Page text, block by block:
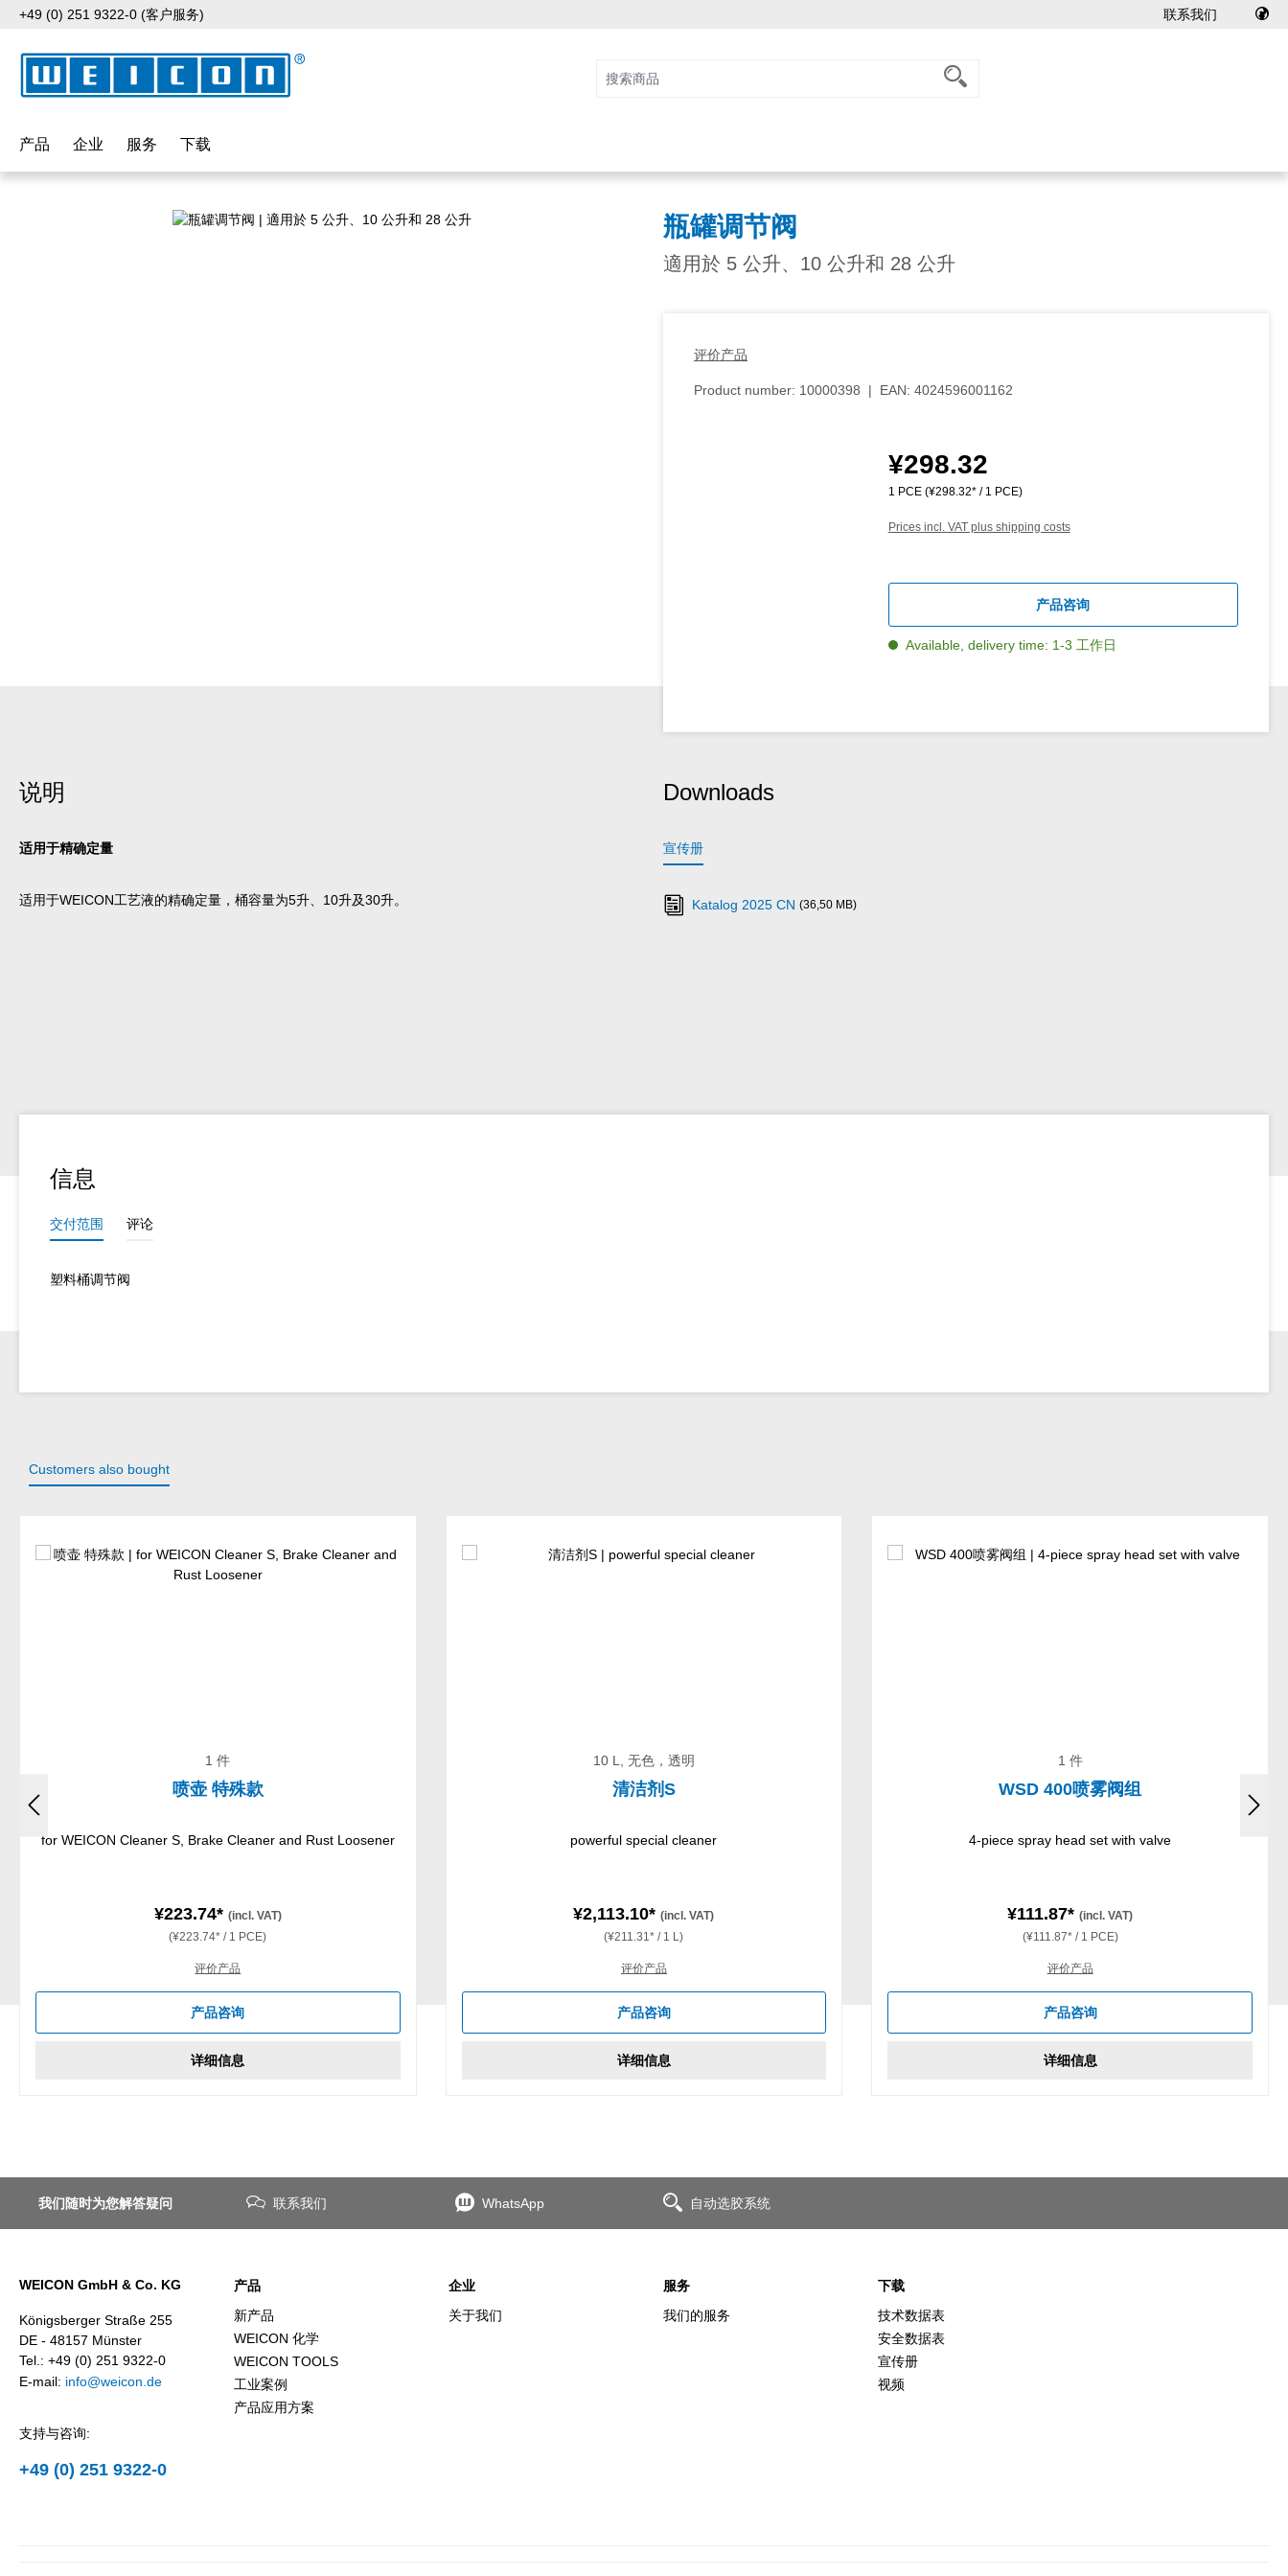
to main content
Skip to search
Skip to main navigation
+49 (0) 251 9322-0 (客户服务) 联系我们
产品 企业 服务 下载
瓶罐调节阀
適用於 5 公升、10 公升和 28 公升
评价产品
Product number: 10000398 | EAN: 4024596001162
Regular price:
¥298.32
1 PCE (¥298.32* / 1 PCE)
Prices incl. VAT plus shipping costs
产品咨询
Available, delivery time: 1-3 工作日
说明
适用于精确定量
适用于WEICON工艺液的精确定量，桶容量为5升、10升及30升。
Downloads
宣传册
Katalog 2025 CN (36,50 MB)
信息
交付范围 评论
塑料桶调节阀
Customers also bought
1 件
喷壶 特殊款
for WEICON Cleaner S, Brake Cleaner and Rust Loosener
¥223.74* (incl. VAT)
(¥223.74* / 1 PCE)
评价产品
产品咨询
详细信息
10 L, 无色，透明
清洁剂S
powerful special cleaner
¥2,113.10*(incl. VAT)
(¥211.31* / 1 L)
评价产品
产品咨询
详细信息
1 件
WSD 400喷雾阀组
4-piece spray head set with valve
¥111.87*(incl. VAT)
(¥111.87* / 1 PCE)
评价产品
产品咨询
详细信息
我们随时为您解答疑问 联系我们 WhatsApp 自动选胶系统
WEICON GmbH & Co. KG
Königsberger Straße 255
DE - 48157 Münster
Tel.: +49 (0) 251 9322-0
E-mail: info@weicon.de
支持与咨询:
+49 (0) 251 9322-0
产品
新产品
WEICON 化学
WEICON TOOLS
工业案例
产品应用方案
企业
关于我们
服务
我们的服务
下载
技术数据表
安全数据表
宣传册
视频